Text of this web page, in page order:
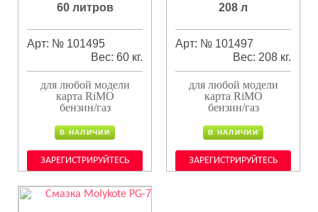
60 литров
Арт: № 101495
Вес: 60 кг.
для любой модели
карта RiMO
бензин/газ
В НАЛИЧИИ
ЗАРЕГИСТРИРУЙТЕСЬ
208 л
Арт: № 101497
Вес: 208 кг.
для любой модели
карта RiMO
бензин/газ
В НАЛИЧИИ
ЗАРЕГИСТРИРУЙТЕСЬ